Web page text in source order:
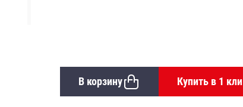
В корзину Купить в 1